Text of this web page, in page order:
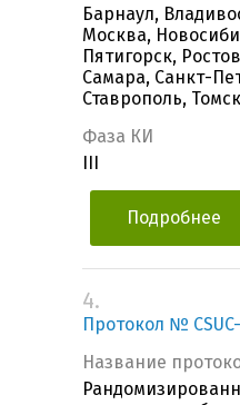
Барнаул,
Москва,
Пятигорск,
Самара, Санкт-
Ставрополь,
Фаза КИ
Подробнее
4.
Протокол №
Название